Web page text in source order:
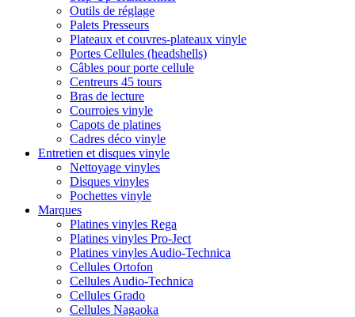
Outils de réglage
Palets Presseurs
Plateaux et couvres-plateaux vinyle
Portes Cellules (headshells)
Câbles pour porte cellule
Centreurs 45 tours
Bras de lecture
Courroies vinyle
Capots de platines
Cadres déco vinyle
Entretien et disques vinyle
Nettoyage vinyles
Disques vinyles
Pochettes vinyle
Marques
Platines vinyles Rega
Platines vinyles Pro-Ject
Platines vinyles Audio-Technica
Cellules Ortofon
Cellules Audio-Technica
Cellules Grado
Cellules Nagaoka